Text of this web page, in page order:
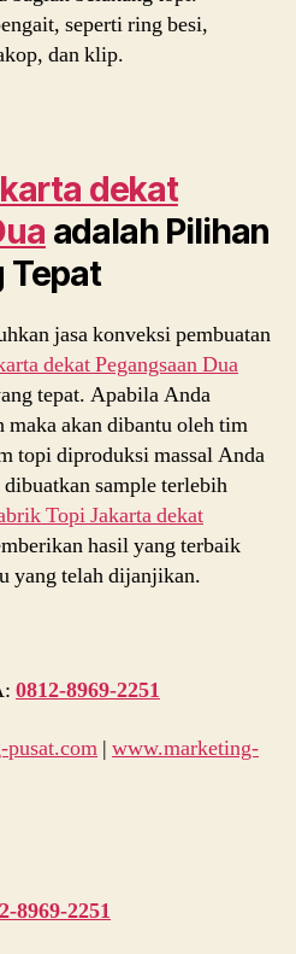
seperti ring besi,
dan klip.
dekat
adalah Pilihan
Tepat
jasa konveksi pembuatan
dekatPegangsaan Dua
tepat. Apabila Anda
maka akan dibantu oleh tim
topi diproduksi massal Anda
sample terlebih
Topi Jakarta dekat
hasil yang terbaik
yang telah dijanjikan.
0812-8969-2251
| www.marketing-
8969-2251